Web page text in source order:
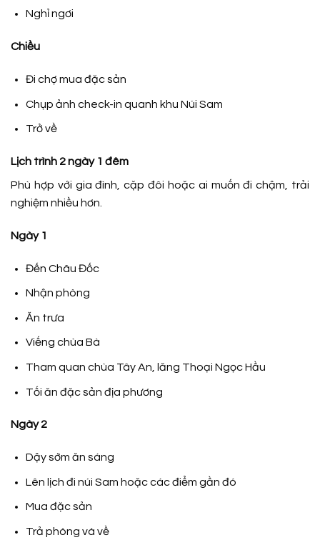
Nghỉ ngơi
Chiều
Đi chợ mua đặc sản
Chụp ảnh check-in quanh khu Núi Sam
Trở về
Lịch trình 2 ngày 1 đêm
Phù hợp với gia đình, cặp đôi hoặc ai muốn đi chậm, trải
nghiệm nhiều hơn.
Ngày 1
Đến Châu Đốc
Nhận phòng
Ăn trưa
Viếng chùa Bà
Tham quan chùa Tây An, lăng Thoại Ngọc Hầu
Tối ăn đặc sản địa phương
Ngày 2
Dậy sớm ăn sáng
Lên lịch đi núi Sam hoặc các điểm gần đó
Mua đặc sản
Trả phòng và về